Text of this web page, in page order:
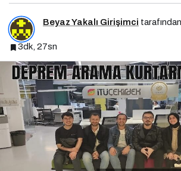
Beyaz Yakalı Girişimci
3dk, 27sn